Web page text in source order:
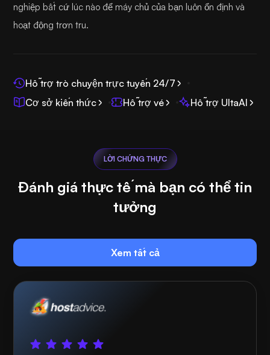
nghiệp bất cứ lúc nào để máy chủ của bạn luôn ổn định và
hoạt động trơn tru.
Hỗ trợ trò chuyện trực tuyến 24/7
Cơ sở kiến thức
Hỗ trợ vé Hỗ trợ UltaAI
LỜI CHỨNG THỰC
Đánh giá thực tế mà bạn có thể tin
tưởng
Xem tất cả